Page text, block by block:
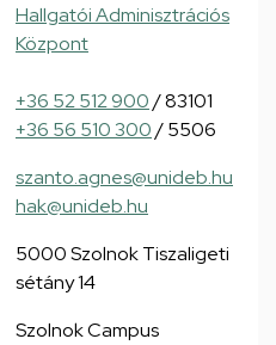
Hallgatói Adminisztrációs
Központ
+36 52 512 900/ 83101
+36 56 510 300/ 5506
szanto.agnes@unideb.hu
hak@unideb.hu
5000 Szolnok Tiszaligeti
sétány 14
Szolnok Campus